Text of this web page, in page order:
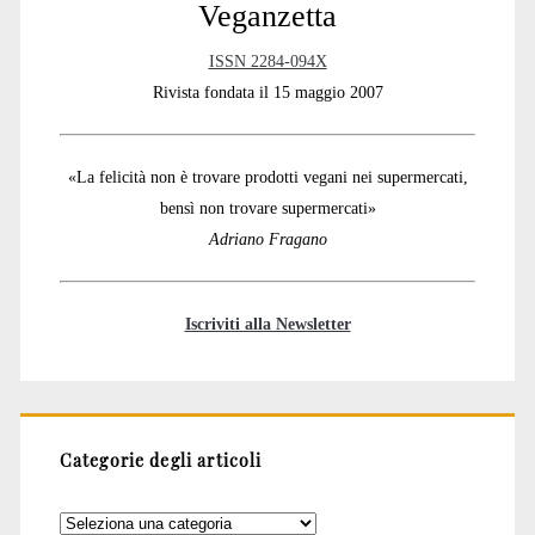
Veganzetta
ISSN 2284-094X
Rivista fondata il 15 maggio 2007
«La felicità non è trovare prodotti vegani nei supermercati,
bensì non trovare supermercati»
Adriano Fragano
Iscriviti alla Newsletter
Categorie degli articoli
Categorie